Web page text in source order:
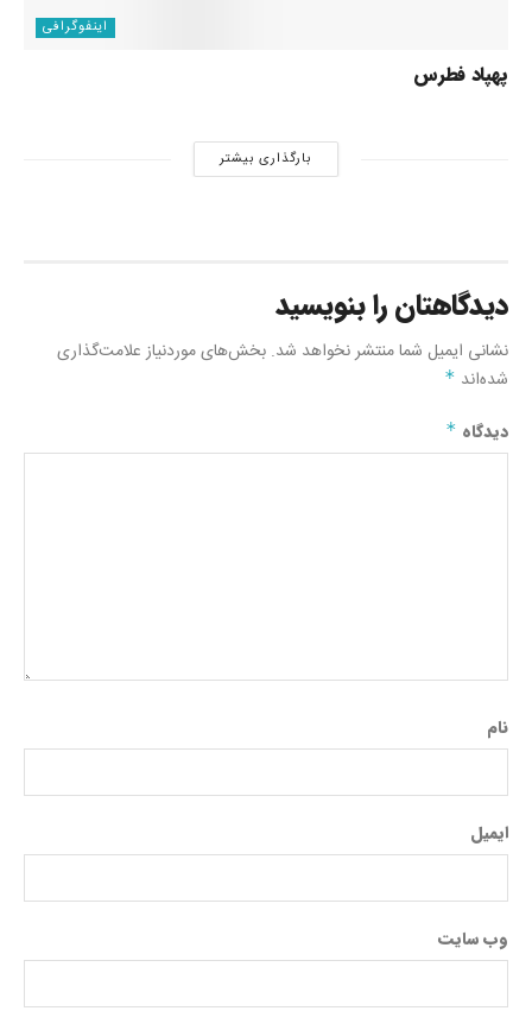
اینفوگرافی
پهپاد فطرس
بارگذاری بیشتر
دیدگاهتان را بنویسید
نشانی ایمیل شما منتشر نخواهد شد.بخش‌های موردنیاز علامت‌گذاری
شده‌اند*
دیدگاه*
نام
ایمیل
وب‌ سایت